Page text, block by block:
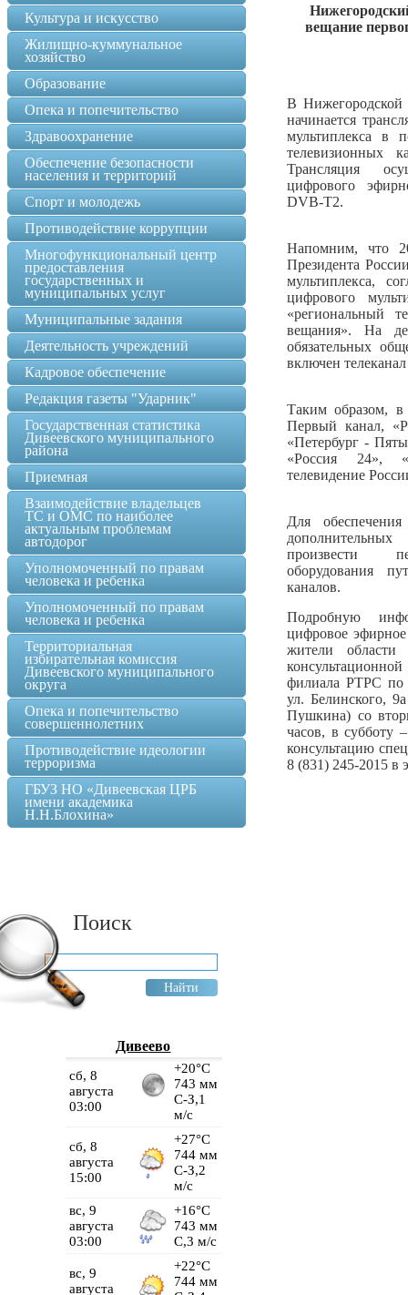
вещание
В
начинается
мультиплекса в
телевизионных
Трансляция
цифрового
DVB-T2.
Напомним, что
Президента
мультиплекса,
цифрового
«региональный
вещания». На
обязательных
включен
Таким образом, в
Первый канал,
«Петербург -
«Россия 24»,
телевидение
Для
произвести
оборудования
каналов.
Подробную
цифровое
жители
филиала РТРС по
ул. Белинского,
Пушкина) со
часов, в субботу
консультацию
8 (831) 245-2015 в
Культура и искусство
Жилищно-куммунальное
хозяйство
Образование
Опека и попечительство
Здравоохранение
Обеспечение безопасности
населения и территорий
Спорт и молодежь
Противодействие коррупции
Многофункциональный центр
предоставления
государственных и
муниципальных услуг
Муниципальные задания
Деятельность учреждений
Кадровое обеспечение
Редакция газеты "Ударник"
Государственная статистика
Дивеевского муниципального
района
Приемная
Взаимодействие владельцев
ТС и ОМС по наиболее
актуальным проблемам
автодорог
Уполномоченный по правам
человека и ребенка
Уполномоченный по правам
человека и ребенка
Территориальная
избирательная комиссия
Дивеевского муниципального
округа
Опека и попечительство
совершеннолетних
Противодействие идеологии
терроризма
ГБУЗ НО «Дивеевская ЦРБ
имени академика
Н.Н.Блохина»
Поиск
Дивеево